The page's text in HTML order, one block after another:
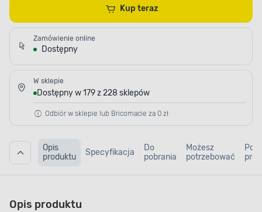
Kup teraz
Zamówienie online
Dostępny
W sklepie
Dostępny w 179 z 228 sklepów
Odbiór w sklepie lub Bricomacie za 0 zł
Opis
produktu
Specyfikacja
Do
pobrania
Możesz
potrzebować
Opis produktu